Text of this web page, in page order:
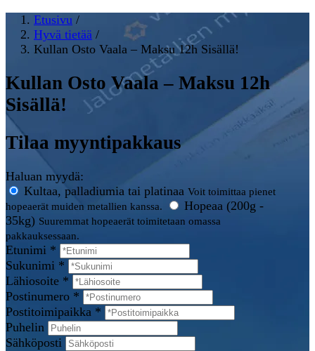
Etusivu /
Hyvä tietää /
Kullan Osto Vaala – Maksu 12h Sisällä!
Kullan Osto Vaala – Maksu 12h
Sisällä!
Tilaa myyntipakkaus
Haluan myydä:
Kultaa, palladiumia tai platinaa Voit toimittaa pienet
hopeaerät muiden metallien kanssa.
Hopeaa (200g -
35kg) Suuremmat hopeaerät toimitetaan omassa
pakkauksessaan.
Etunimi *
Sukunimi *
Lähiosoite *
Postinumero *
Postitoimipaikka *
Puhelin
Sähköposti